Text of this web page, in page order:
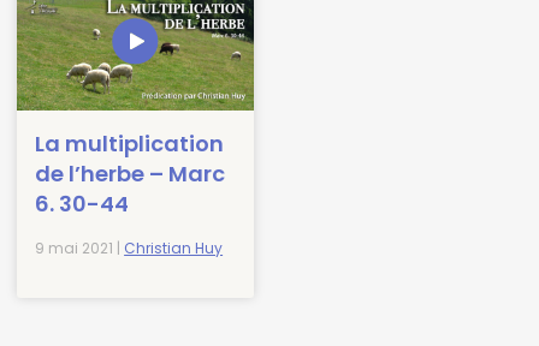
La multiplication
de l’herbe – Marc
6. 30-44
9 mai 2021 | Christian Huy